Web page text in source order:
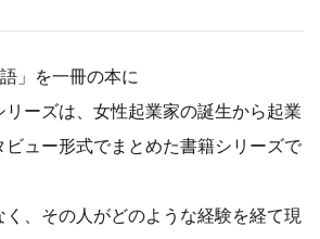
」を一冊の本に
リーズは、女性起業家の誕生から起業
ビュー形式でまとめた書籍シリーズで
、その人がどのような経験を経て現